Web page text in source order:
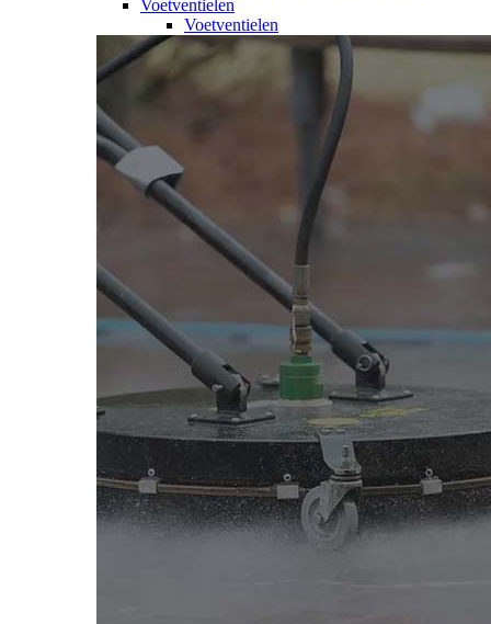
Voetventielen
Voetventielen